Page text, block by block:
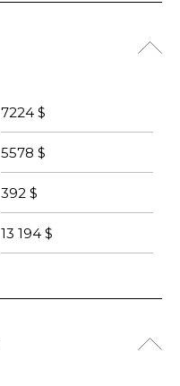
7224 $
5578 $
392 $
13 194 $